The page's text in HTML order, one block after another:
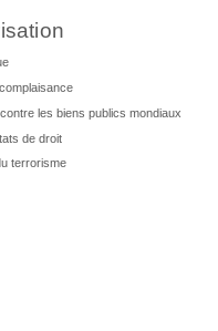
les biens publics mondiaux
de droit
terrorisme